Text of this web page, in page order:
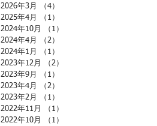
2026年3月 （4）
2025年4月
（1）
2024年10月
（1）
2024年4月
（2）
2024年1月
（1）
2023年12月
（2）
2023年9月
（1）
2023年4月
（2）
2023年2月
（1）
2022年11月
（1）
2022年10月
（1）